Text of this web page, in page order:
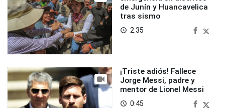
de Junín y Huancavelica
tras sismo
access_time 2:35
¡Triste adiós! Fallece
Jorge Messi, padre y
mentor de Lionel Messi
access_time 0:45